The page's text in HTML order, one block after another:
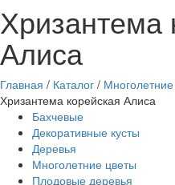
Хризантема
Алиса
Главная / Каталог /
Хризантема корейская Алиса
Бахчевые
Декоративные кусты
Деревья
Многолетние цветы
Плодовые деревья